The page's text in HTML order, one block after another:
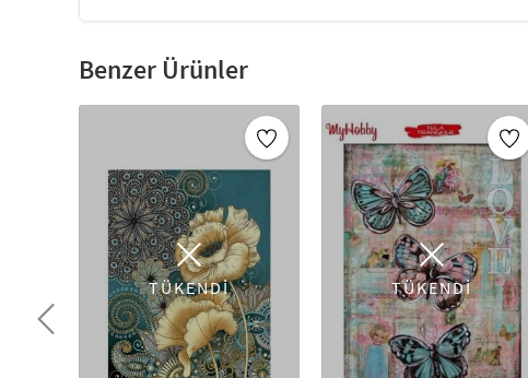
Benzer Ürünler
TÜKENDİ TÜKENDİ